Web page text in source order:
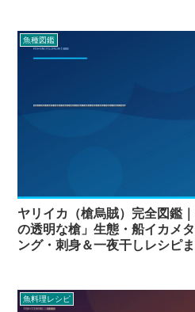
魚種図鑑
ヤリイカ（槍烏賊）完全図鑑
の透明な槍」生態・船イカメ
ング・刺身＆一夜干しレシピ
魚料理レシピ